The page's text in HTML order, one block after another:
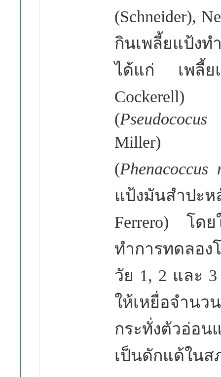
(Schneider),
กินเพลี้ยแป้
ได้แก่ เพลี้
Cockerell)
(
Miller) เพลี้
(Phenacoccus
แป้งมันสำปะ
Ferrero) โด
ทำการทดลอง
วัย 1, 2 และ
ให้เหยื่อจำน
กระทั่งตัวอ่อน
เป็นดักแด้ใน